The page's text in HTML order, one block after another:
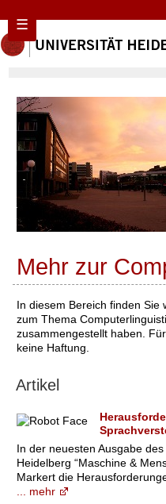
Mehr zur
In diesem Bereich finden
zum Thema
zusammengestellt haben.
keine Haftung.
Artikel
In der neuesten Ausgabe
Heidelberg “Maschine &
Markert die
... mehr
☰